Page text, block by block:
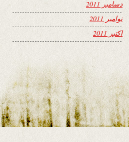
دسامبر 2011
نوامبر 2011
اکتبر 2011